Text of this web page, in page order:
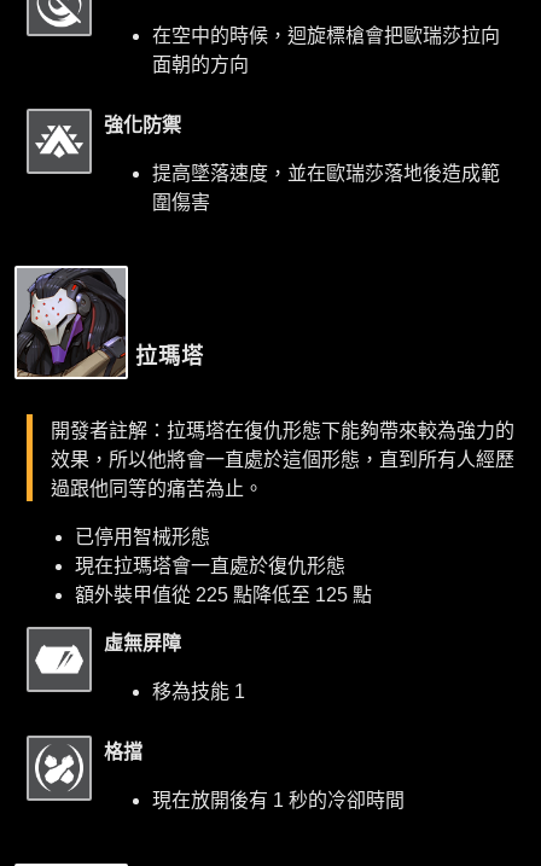
在空中的時候，迴旋標槍會把歐瑞莎拉向
面朝的方向
強化防禦
提高墜落速度，並在歐瑞莎落地後造成範
圍傷害
拉瑪塔
開發者註解：拉瑪塔在復仇形態下能夠帶來較為強力的
效果，所以他將會一直處於這個形態，直到所有人經歷
過跟他同等的痛苦為止。
已停用智械形態
現在拉瑪塔會一直處於復仇形態
額外裝甲值從 225 點降低至 125 點
虛無屏障
移為技能 1
格擋
現在放開後有 1 秒的冷卻時間